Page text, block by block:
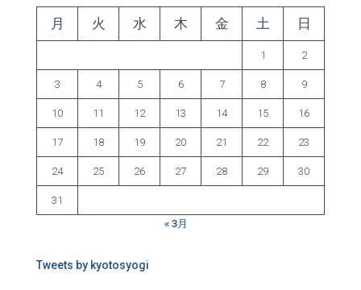
月 火 水 木 金 土 日
1 2
3 4 5 6 7 8 9
10 11 12 13 14 15 16
17 18 19 20 21 22 23
24 25 26 27 28 29 30
31
« 3月
Tweets by kyotosyogi